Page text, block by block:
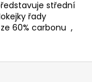
střední
řady
60% carbonu ,